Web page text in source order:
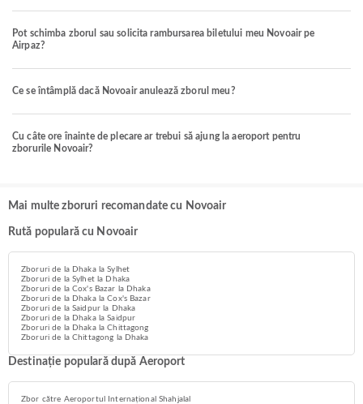
Pot schimba zborul sau solicita rambursarea biletului meu Novoair pe
Airpaz?
Ce se întâmplă dacă Novoair anulează zborul meu?
Cu câte ore înainte de plecare ar trebui să ajung la aeroport pentru
zborurile Novoair?
Mai multe zboruri recomandate cu Novoair
Rută populară cu Novoair
Zboruri de la Dhaka la Sylhet
Zboruri de la Sylhet la Dhaka
Zboruri de la Cox's Bazar la Dhaka
Zboruri de la Dhaka la Cox's Bazar
Zboruri de la Saidpur la Dhaka
Zboruri de la Dhaka la Saidpur
Zboruri de la Dhaka la Chittagong
Zboruri de la Chittagong la Dhaka
Destinație populară după Aeroport
Zbor către Aeroportul Internațional Shahjalal